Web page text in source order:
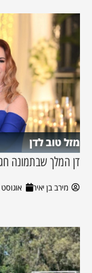
מזל טוב לדן
דן המלך שבתמונה
מירב בן יאיר אוגוסט 4, 2026